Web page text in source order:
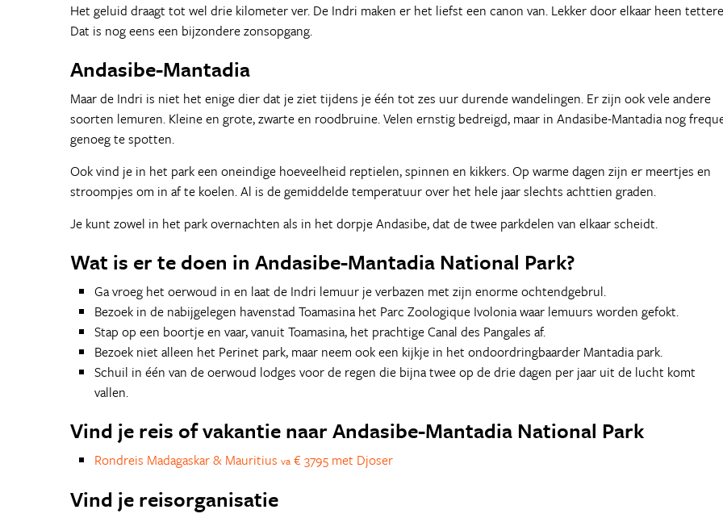
Het geluid draagt tot wel drie kilometer ver. De Indri maken er het liefst een canon van. Lekker door elkaar heen
Dat is nog eens een bijzondere zonsopgang.
Andasibe-Mantadia
Maar de Indri is niet het enige dier dat je ziet tijdens je één tot zes uur durende wandelingen. Er zijn ook vele andere
soorten lemuren. Kleine en grote, zwarte en roodbruine. Velen ernstig bedreigd, maar in Andasibe-Mantadia nog
genoeg te spotten.
Ook vind je in het park een oneindige hoeveelheid reptielen, spinnen en kikkers. Op warme dagen zijn er meertjes en
stroompjes om in af te koelen. Al is de gemiddelde temperatuur over het hele jaar slechts achttien graden.
Je kunt zowel in het park overnachten als in het dorpje Andasibe, dat de twee parkdelen van elkaar scheidt.
Wat is er te doen in Andasibe-Mantadia National Park?
Ga vroeg het oerwoud in en laat de Indri lemuur je verbazen met zijn enorme ochtendgebrul.
Bezoek in de nabijgelegen havenstad Toamasina het Parc Zoologique Ivolonia waar lemuurs worden gefokt.
Stap op een boortje en vaar, vanuit Toamasina, het prachtige Canal des Pangales af.
Bezoek niet alleen het Perinet park, maar neem ook een kijkje in het ondoordringbaarder Mantadia park.
Schuil in één van de oerwoud lodges voor de regen die bijna twee op de drie dagen per jaar uit de lucht komt
vallen.
Vind je reis of vakantie naar Andasibe-Mantadia National Park
Rondreis Madagaskar & Mauritius va € 3795 met Djoser
Vind je reisorganisatie